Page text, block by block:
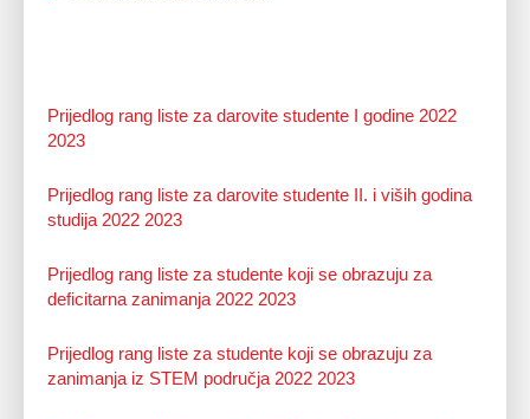
Prijedlog rang liste za darovite studente I godine 2022
2023
Prijedlog rang liste za darovite studente II. i viših godina
studija 2022 2023
Prijedlog rang liste za studente koji se obrazuju za
deficitarna zanimanja 2022 2023
Prijedlog rang liste za studente koji se obrazuju za
zanimanja iz STEM područja 2022 2023